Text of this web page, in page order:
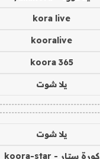
kora live
kooralive
koora 365
يلا شوت
يلا شوت
كورة ستار - koora-star